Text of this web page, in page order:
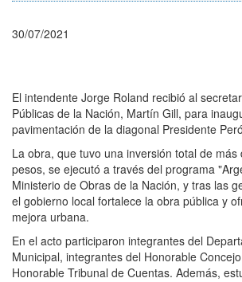
30/07/2021
El intendente Jorge Roland recibió al
Públicas de la Nación, Martín Gill, para
pavimentación de la diagonal Presidente
La obra, que tuvo una inversión total de más
pesos, se ejecutó a través del programa
Ministerio de Obras de la Nación, y tras las
el gobierno local fortalece la obra pública y
mejora urbana.
En el acto participaron integrantes del
Municipal, integrantes del Honorable
Honorable Tribunal de Cuentas. Además,